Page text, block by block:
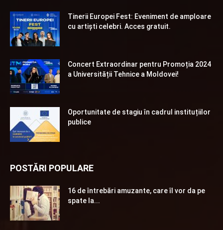
Tinerii Europei Fest: Eveniment de amploare
cu artiști celebri. Acces gratuit.
Concert Extraordinar pentru Promoția 2024
a Universității Tehnice a Moldovei!
Oportunitate de stagiu în cadrul instituțiilor
publice
POSTĂRI POPULARE
16 de întrebări amuzante, care îl vor da pe
spate la...